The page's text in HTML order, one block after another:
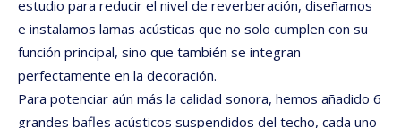
estudio para reducir el nivel de reverberación, diseñamos
e instalamos lamas acústicas que no solo cumplen con su
función principal, sino que también se integran
perfectamente en la decoración.
Para potenciar aún más la calidad sonora, hemos añadido 6
grandes bafles acústicos suspendidos del techo, cada uno